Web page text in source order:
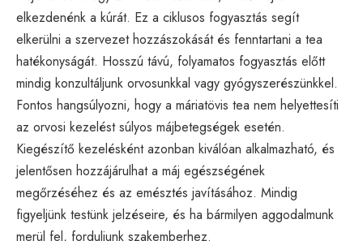
elkezdenénk a kúrát. Ez a ciklusos fogyasztás segít
elkerülni a szervezet hozzászokását és fenntartani a tea
hatékonyságát. Hosszú távú, folyamatos fogyasztás előtt
mindig konzultáljunk orvosunkkal vagy gyógyszerészünkkel.
Fontos hangsúlyozni, hogy a máriatövis tea nem helyettesíti
az orvosi kezelést súlyos májbetegségek esetén.
Kiegészítő kezelésként azonban kiválóan alkalmazható, és
jelentősen hozzájárulhat a máj egészségének
megőrzéséhez és az emésztés javításához. Mindig
figyeljünk testünk jelzéseire, és ha bármilyen aggodalmunk
merül fel, forduljunk szakemberhez.